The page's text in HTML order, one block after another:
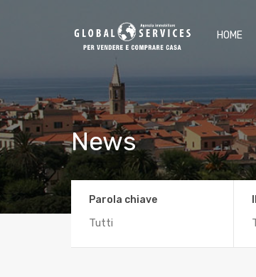
HOME
News
Parola chiave